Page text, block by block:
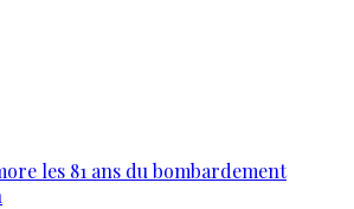
les 81 ans du bombardement